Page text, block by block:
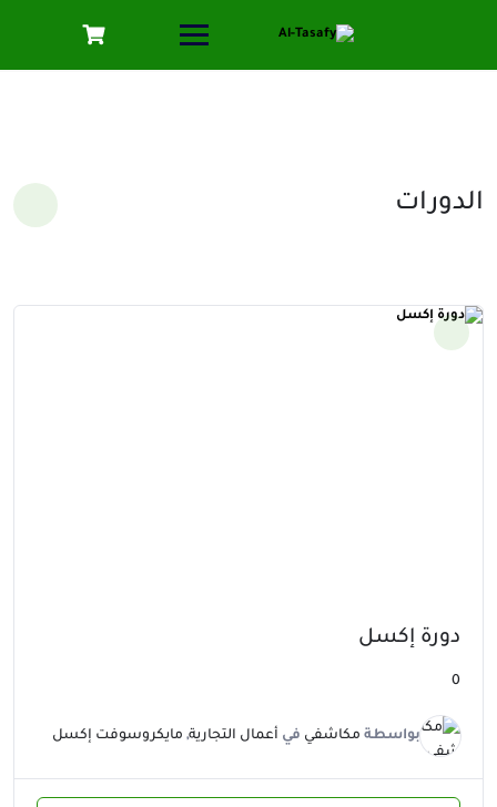
الدورات
دورة إكسل
0
بواسطة مكاشفي في أعمال التجارية, مايكروسوفت إكسل